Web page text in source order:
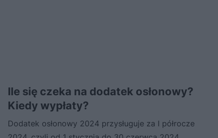
Ile się czeka na dodatek osłonowy?
Kiedy wypłaty?
Dodatek osłonowy 2024 przysługuje za I półrocze